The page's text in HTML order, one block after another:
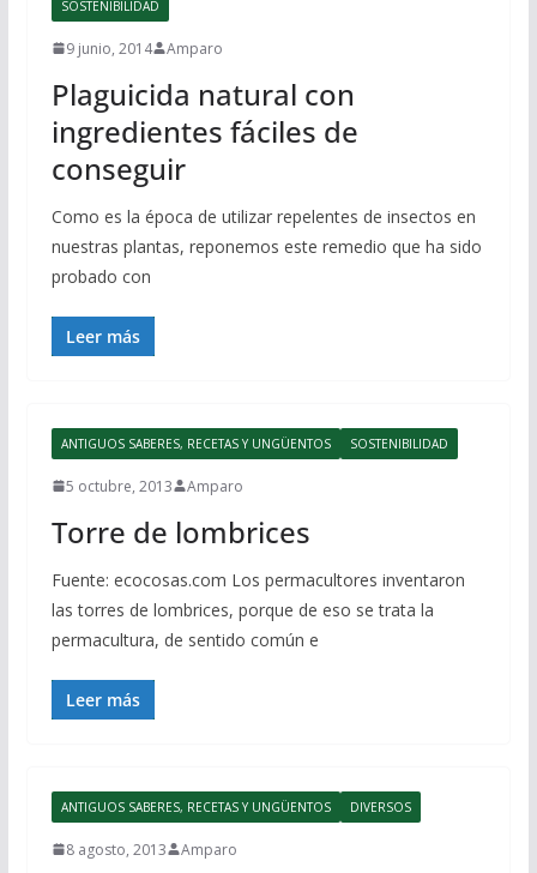
SOSTENIBILIDAD
9 junio, 2014 Amparo
Plaguicida natural con
ingredientes fáciles de
conseguir
Como es la época de utilizar repelentes de insectos en
nuestras plantas, reponemos este remedio que ha sido
probado con
Leer más
ANTIGUOS SABERES, RECETAS Y UNGÜENTOS SOSTENIBILIDAD
5 octubre, 2013 Amparo
Torre de lombrices
Fuente: ecocosas.com Los permacultores inventaron
las torres de lombrices, porque de eso se trata la
permacultura, de sentido común e
Leer más
ANTIGUOS SABERES, RECETAS Y UNGÜENTOS DIVERSOS
8 agosto, 2013 Amparo